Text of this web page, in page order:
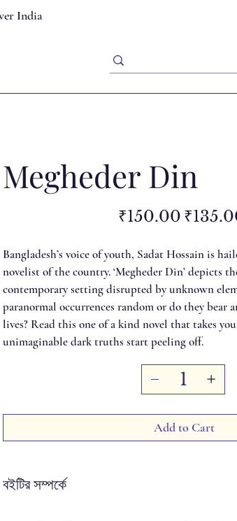
India
Megheder Din
Original
price
₹150.00
Sale
price
Bangladesh’s voice of youth, Sadat Hossain is
novelist of the country. ‘Megheder Din’ depicts
contemporary setting disrupted by unknown
paranormal occurrences random or do they bear
lives? Read this one of a kind novel that takes
unimaginable dark truths start peeling off.
Add to Cart
বইটির সম্পর্কে